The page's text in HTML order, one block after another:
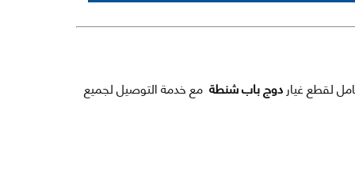
لقطع غيار دوج باب شنطة مع خدمة التوصيل لجميع